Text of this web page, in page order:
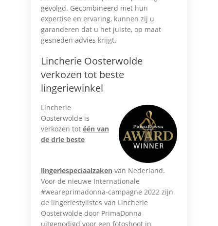
gevolgd. Gecombineerd met hun
expertise en ervaring, kunnen zij u
garanderen dat u het juiste, op maat
gesneden advies krijgt.
Lincherie Oosterwolde
verkozen tot beste
lingeriewinkel
Lincherie
Oosterwolde is
verkozen tot één van
de drie beste
lingeriespeciaalzaken van Nederland.
Voor de nieuwe Internationale
#weareprimadonna-campagne 2022 zijn
de lingeriestylistes van Lincherie
Oosterwolde door PrimaDonna
uitgenodigd voor een fotoshoot in